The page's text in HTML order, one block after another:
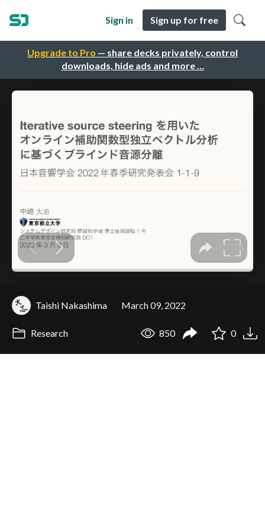
Upgrade to Pro — share decks privately, control
downloads, hide ads and more …
Sign in Sign up for free
Taishi Nakashima March 09, 2022
Research 850 0